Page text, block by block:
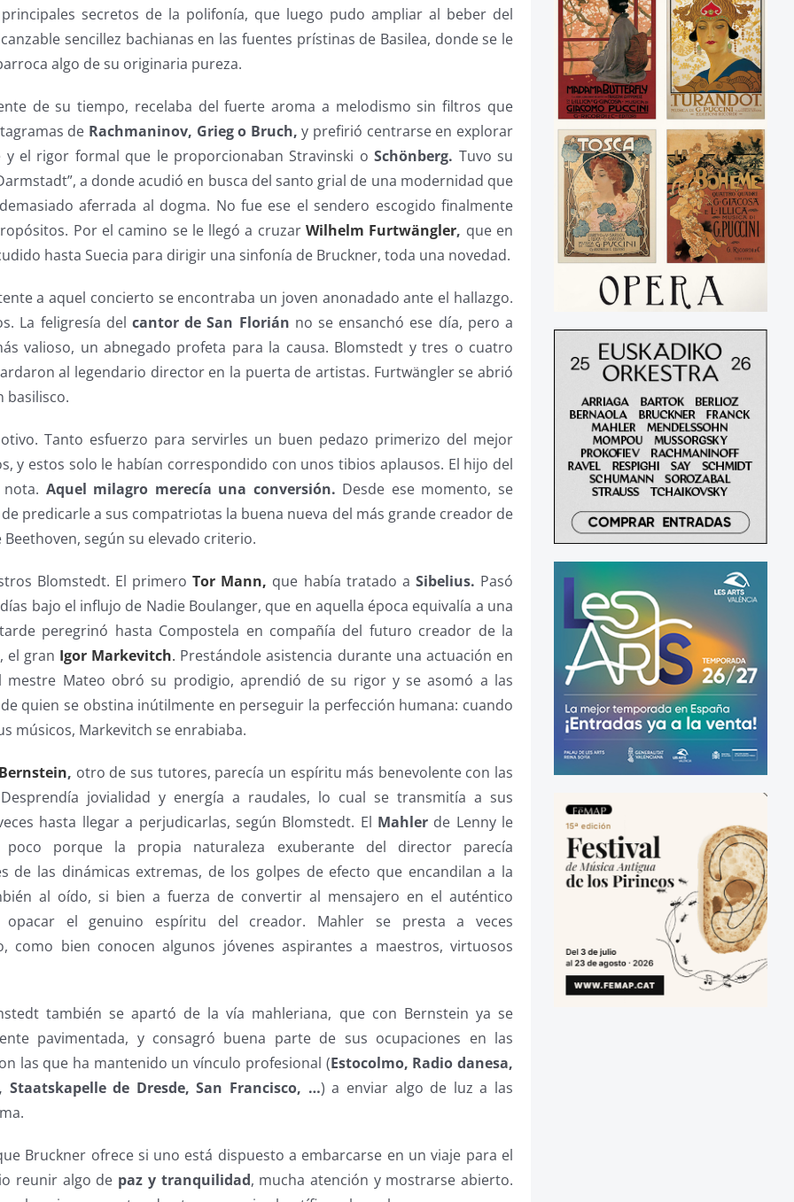
secretos de la polifonía, que luego pudo ampliar al beber del
sencillez bachianas en las fuentes prístinas de Basilea, donde se le
algo de su originaria pureza.
de su tiempo, recelaba del fuerte aroma a melodismo sin filtros que
de Rachmaninov, Grieg o Bruch, y prefirió centrarse en explorar
y el rigor formal que le proporcionaban Stravinski oSchönberg. Tuvo su
a donde acudió en busca del santo grial de una modernidad que
aferrada al dogma. No fue ese el sendero escogido finalmente
Por el camino se le llegó a cruzarWilhelm Furtwängler, que en
hasta Suecia para dirigir una sinfonía de Bruckner, toda una novedad.
a aquel concierto se encontraba un joven anonadado ante el hallazgo.
La feligresía del cantor de San Florián no se ensanchó ese día, pero a
valioso, un abnegado profeta para la causa. Blomstedt y tres o cuatro
al legendario director en la puerta de artistas. Furtwängler se abrió
basilisco.
Tanto esfuerzo para servirles un buen pedazo primerizo del mejor
y estos solo le habían correspondido con unos tibios aplausos. El hijo del
Aquel milagro merecía una conversión. Desde ese momento, se
predicarle a sus compatriotas la buena nueva del más grande creador de
según su elevado criterio.
Blomstedt. El primero Tor Mann, que había tratado a Sibelius. Pasó
bajo el influjo de Nadie Boulanger, que en aquella época equivalía a una
peregrinó hasta Compostela en compañía del futuro creador de la
el gran Igor Markevitch. Prestándole asistencia durante una actuación en
mestre Mateo obró su prodigio, aprendió de su rigor y se asomó a las
quien se obstina inútilmente en perseguir la perfección humana: cuando
músicos, Markevitch se enrabiaba.
, otro de sus tutores, parecía un espíritu más benevolente con las
jovialidad y energía a raudales, lo cual se transmitía a sus
hasta llegar a perjudicarlas, según Blomstedt. El Mahlerde Lenny le
porque la propia naturaleza exuberante del director parecía
de las dinámicas extremas, de los golpes de efecto que encandilan a la
al oído, si bien a fuerza de convertir al mensajero en el auténtico
opacar el genuino espíritu del creador. Mahler se presta a veces
como bien conocen algunos jóvenes aspirantes a maestros, virtuosos
también se apartó de la vía mahleriana, que con Bernstein ya se
pavimentada, y consagró buena parte de sus ocupaciones en las
las que ha mantenido un vínculo profesional (Estocolmo, Radio danesa,
Staatskapelle de Dresde, San Francisco, …) a enviar algo de luz a las
Bruckner ofrece si uno está dispuesto a embarcarse en un viaje para el
reunir algo de paz y tranquilidad, mucha atención y mostrarse abierto.